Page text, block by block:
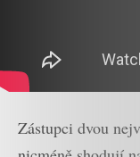
Zástupci dvou